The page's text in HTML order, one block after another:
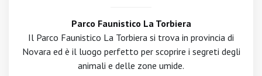
Parco Faunistico La Torbiera
Il Parco Faunistico La Torbiera si trova in provincia di
Novara ed è il luogo perfetto per scoprire i segreti degli
animali e delle zone umide.